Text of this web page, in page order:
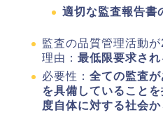
適切な監査報告書
監査の品質管理活動
理由： 最低限要求さ
必要性： 全ての監査
を具備していることを
度自体に対する社会